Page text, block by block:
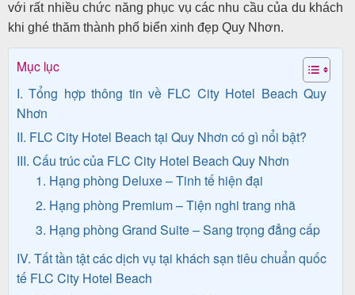
khách
hàng
Tuyển
dụng
với rất nhiều chức năng phục vụ các nhu cầu của du khách
khi ghé thăm thành phố biển xinh đẹp Quy Nhơn.
Mục lục
I. Tổng hợp thông tin về FLC City Hotel Beach Quy
Nhơn
II. FLC City Hotel Beach tại Quy Nhơn có gì nổi bật?
III. Cấu trúc của FLC City Hotel Beach Quy Nhơn
1. Hạng phòng Deluxe – Tinh tế hiện đại
2. Hạng phòng Premium – Tiện nghi trang nhã
3. Hạng phòng Grand Suite – Sang trọng đẳng cấp
IV. Tất tần tật các dịch vụ tại khách sạn tiêu chuẩn quốc
tế FLC City Hotel Beach